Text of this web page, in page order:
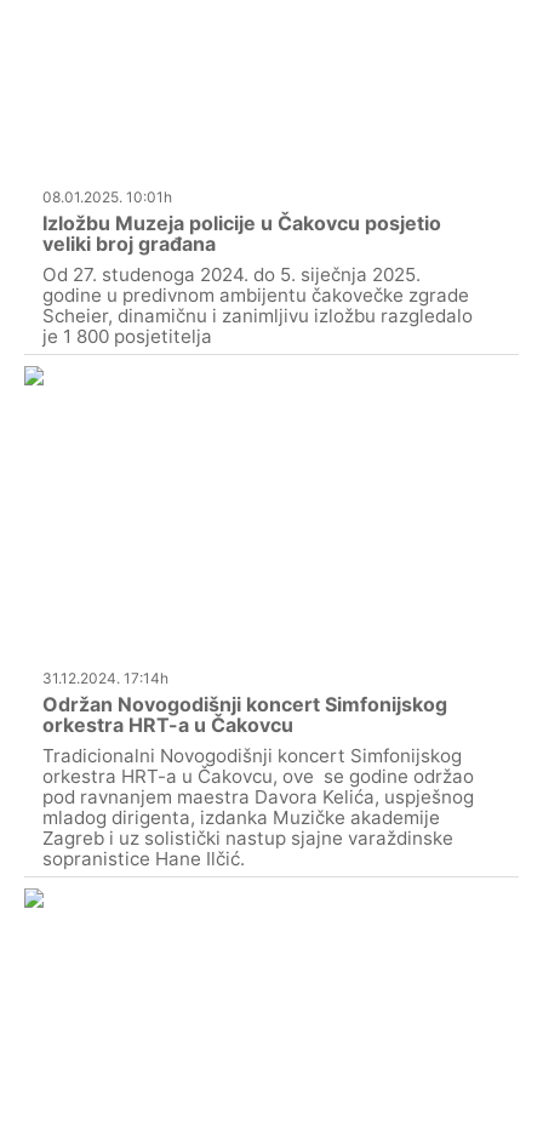
08.01.2025. 10:01h
Izložbu Muzeja policije u Čakovcu posjetio
veliki broj građana
Od 27. studenoga 2024. do 5. siječnja 2025.
godine u predivnom ambijentu čakovečke zgrade
Scheier, dinamičnu i zanimljivu izložbu razgledalo
je 1 800 posjetitelja
31.12.2024. 17:14h
Održan Novogodišnji koncert Simfonijskog
orkestra HRT-a u Čakovcu
Tradicionalni Novogodišnji koncert Simfonijskog
orkestra HRT-a u Čakovcu, ove se godine održao
pod ravnanjem maestra Davora Kelića, uspješnog
mladog dirigenta, izdanka Muzičke akademije
Zagreb i uz solistički nastup sjajne varaždinske
sopranistice Hane Ilčić.